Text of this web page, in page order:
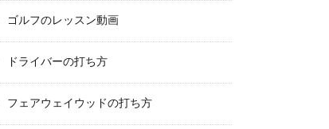
ゴルフのレッスン動画
ドライバーの打ち方
フェアウェイウッドの打ち方